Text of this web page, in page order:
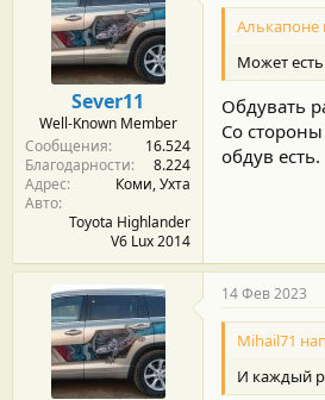
Sever11
Well-Known Member
Сообщения
16.524
Благодарности
8.224
Адрес
Коми, Ухта
Авто
Toyota Highlander
V6 Lux 2014
Алькапоне
Может
Обдувать
Со
обдув есть.
14 Фев 2023
Mihail71
И каждый